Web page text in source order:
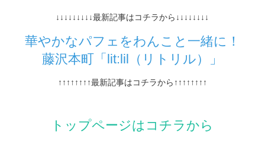
↓↓↓↓↓↓↓↓↓最新記事はコチラから↓↓↓↓↓↓↓↓
華やかなパフェをわんこと一緒に！
藤沢本町「lit:lil（リトリル）」
↑↑↑↑↑↑↑↑最新記事はコチラから↑↑↑↑↑↑↑↑
トップページはコチラから